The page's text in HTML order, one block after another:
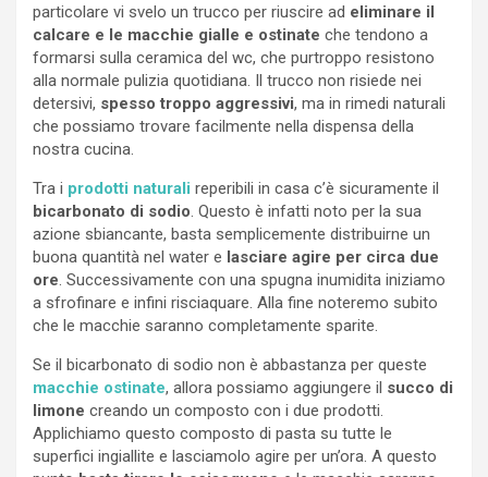
particolare vi svelo un trucco per riuscire ad eliminare il
calcare e le macchie gialle e ostinate che tendono a
formarsi sulla ceramica del wc, che purtroppo resistono
alla normale pulizia quotidiana. Il trucco non risiede nei
detersivi, spesso troppo aggressivi, ma in rimedi naturali
che possiamo trovare facilmente nella dispensa della
nostra cucina.
Tra i prodotti naturali reperibili in casa c’è sicuramente il
bicarbonato di sodio. Questo è infatti noto per la sua
azione sbiancante, basta semplicemente distribuirne un
buona quantità nel water e lasciare agire per circa due
ore. Successivamente con una spugna inumidita iniziamo
a sfrofinare e infini risciaquare. Alla fine noteremo subito
che le macchie saranno completamente sparite.
Se il bicarbonato di sodio non è abbastanza per queste
macchie ostinate, allora possiamo aggiungere il succo di
limone creando un composto con i due prodotti.
Applichiamo questo composto di pasta su tutte le
superfici ingiallite e lasciamolo agire per un’ora. A questo